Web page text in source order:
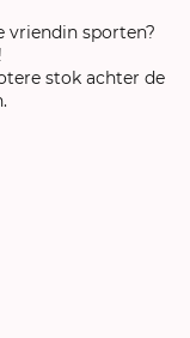
vriendin sporten?
stok achter de